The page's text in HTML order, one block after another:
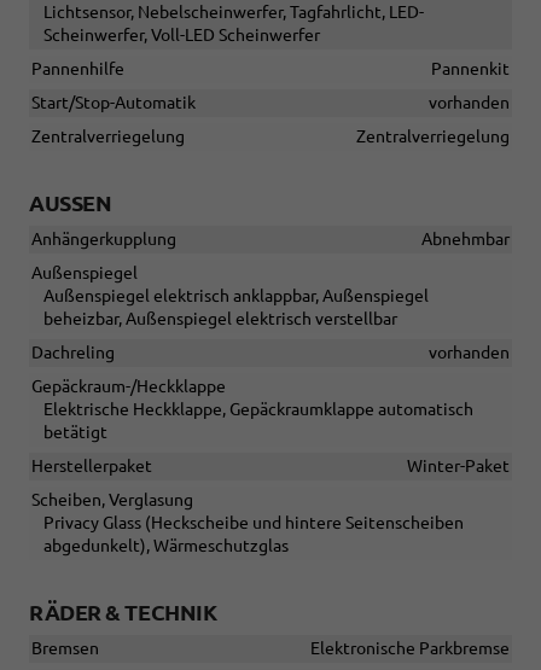
Lichtsensor, Nebelscheinwerfer, Tagfahrlicht, LED-
Scheinwerfer, Voll-LED Scheinwerfer
Pannenhilfe
Pannenkit
Start/Stop-Automatik
vorhanden
Zentralverriegelung
Zentralverriegelung
AUSSEN
Anhängerkupplung
Abnehmbar
Außenspiegel
Außenspiegel elektrisch anklappbar, Außenspiegel
beheizbar, Außenspiegel elektrisch verstellbar
Dachreling
vorhanden
Gepäckraum-/Heckklappe
Elektrische Heckklappe, Gepäckraumklappe automatisch
betätigt
Herstellerpaket
Winter-Paket
Scheiben, Verglasung
Privacy Glass (Heckscheibe und hintere Seitenscheiben
abgedunkelt), Wärmeschutzglas
RÄDER & TECHNIK
Bremsen
Elektronische Parkbremse